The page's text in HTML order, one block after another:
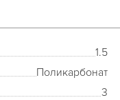
1.5
Поликарбонат
3